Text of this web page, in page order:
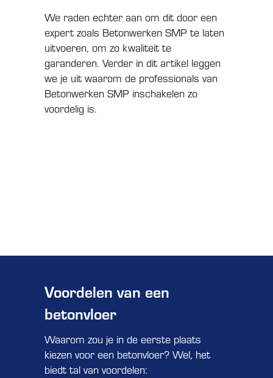
We raden echter aan om dit door een
expert zoals Betonwerken SMP te laten
uitvoeren, om zo kwaliteit te
garanderen. Verder in dit artikel leggen
we je uit waarom de professionals van
Betonwerken SMP inschakelen zo
voordelig is.
Voordelen van een
betonvloer
Waarom zou je in de eerste plaats
kiezen voor een betonvloer? Wel, het
biedt tal van voordelen: